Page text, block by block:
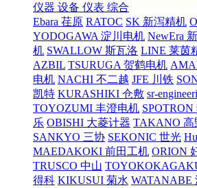
仪器 设备 仪表 综合
Ebara 荏原 RATOC SK 新泻精机
YODOGAWA 淀川电机 NewEra
机 SWALLOW 斯瓦洛 LINE 莱茵
AZBIL TSURUGA 贺鹤电机
电机 NACHI 不二越 JFE 川铁
凯特 KURASHIKI 仓敷 sr-
TOYOZUMI 丰澄电机 SPOTRON
乐 OBISHI 大菱计器 TAKANO 高
SANKYO 三协 SEKONIC 世光
MAEDAKOKI 前田工机 ORION
TRUSCO 中山
得科 KIKUSUI 菊水 WATANABE